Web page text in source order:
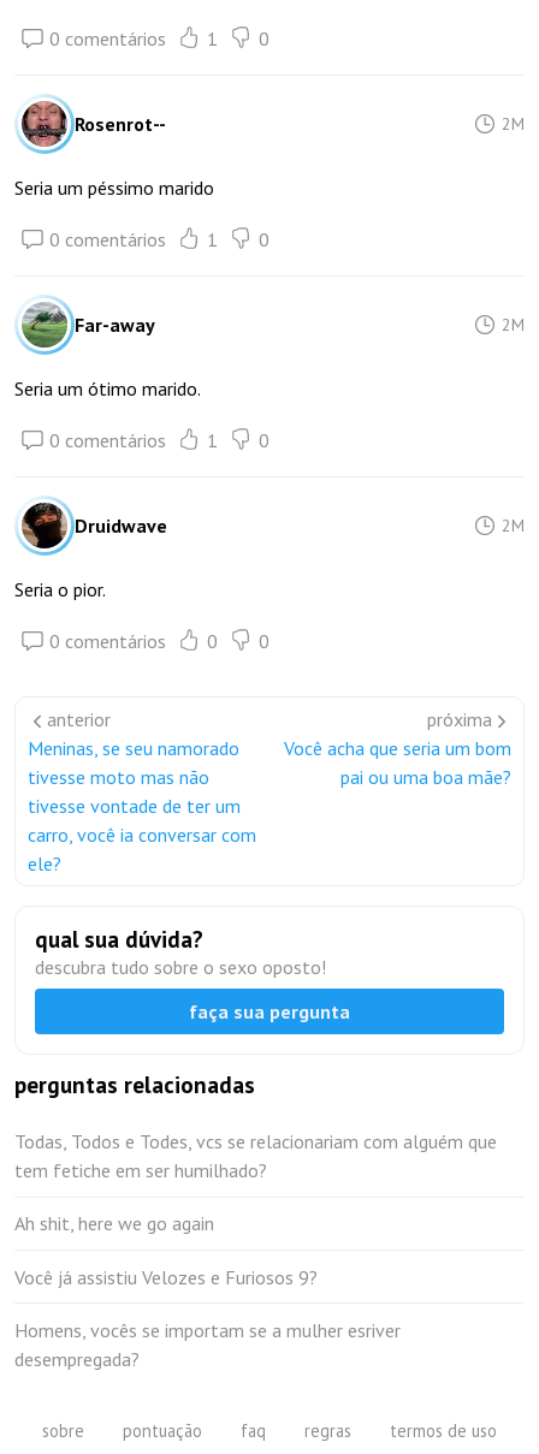
0 comentários 1 0
Rosenrot-- 2M
Seria um péssimo marido
0 comentários 1 0
Far-away 2M
Seria um ótimo marido.
0 comentários 1 0
Druidwave 2M
Seria o pior.
0 comentários 0 0
anterior
Meninas, se seu namorado
tivesse moto mas não
tivesse vontade de ter um
carro, você ia conversar com
ele?
próxima
Você acha que seria um bom
pai ou uma boa mãe?
qual sua dúvida?
descubra tudo sobre o sexo oposto!
faça sua pergunta
perguntas relacionadas
Todas, Todos e Todes, vcs se relacionariam com alguém que
tem fetiche em ser humilhado?
Ah shit, here we go again
Você já assistiu Velozes e Furiosos 9?
Homens, vocês se importam se a mulher esriver
desempregada?
sobre pontuação faq regras
termos de uso